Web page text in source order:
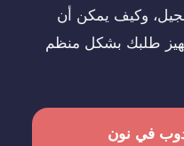
وكيف يمكن أن
طلبك بشكل منظم
في نون